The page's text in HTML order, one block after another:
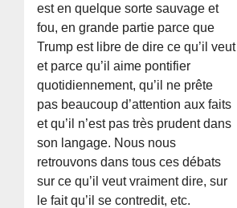
est en quelque sorte sauvage et
fou, en grande partie parce que
Trump est libre de dire ce qu’il veut
et parce qu’il aime pontifier
quotidiennement, qu’il ne prête
pas beaucoup d’attention aux faits
et qu’il n’est pas très prudent dans
son langage. Nous nous
retrouvons dans tous ces débats
sur ce qu’il veut vraiment dire, sur
le fait qu’il se contredit, etc.